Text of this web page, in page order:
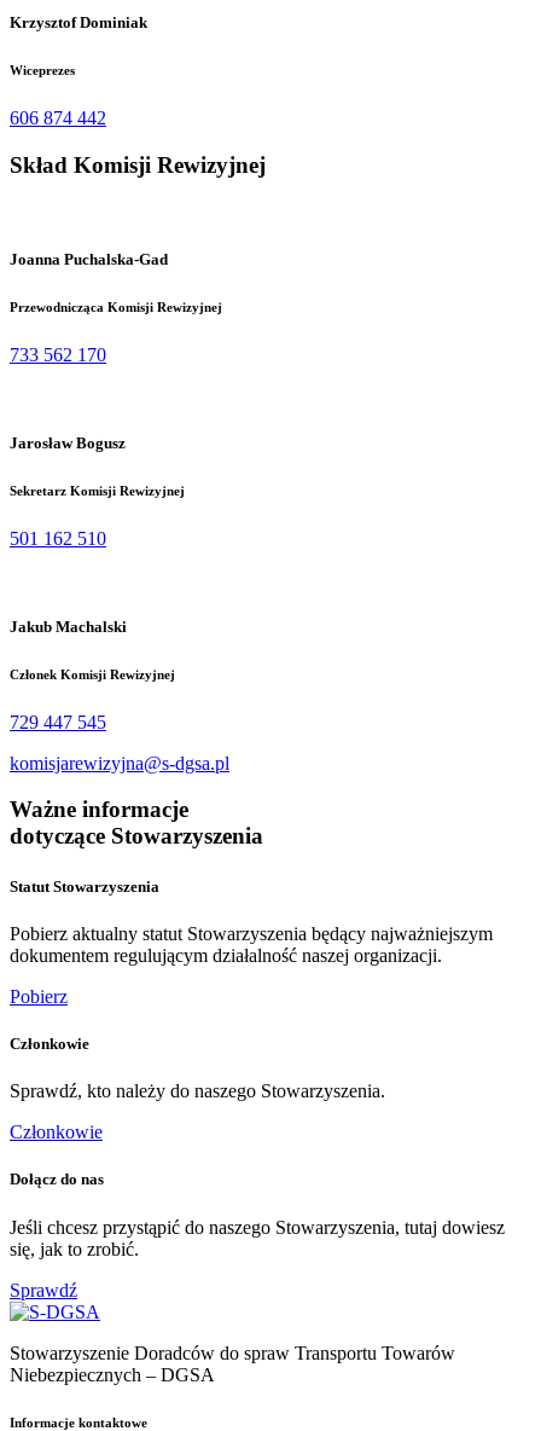
Krzysztof Dominiak
Wiceprezes
606 874 442
Skład Komisji Rewizyjnej
Joanna Puchalska-Gad
Przewodnicząca Komisji Rewizyjnej
733 562 170
Jarosław Bogusz
Sekretarz Komisji Rewizyjnej
501 162 510
Jakub Machalski
Członek Komisji Rewizyjnej
729 447 545
komisjarewizyjna@s-dgsa.pl
Ważne informacje
dotyczące Stowarzyszenia
Statut Stowarzyszenia
Pobierz aktualny statut Stowarzyszenia będący najważniejszym
dokumentem regulującym działalność naszej organizacji.
Pobierz
Członkowie
Sprawdź, kto należy do naszego Stowarzyszenia.
Członkowie
Dołącz do nas
Jeśli chcesz przystąpić do naszego Stowarzyszenia, tutaj dowiesz
się, jak to zrobić.
Sprawdź
Stowarzyszenie Doradców do spraw Transportu Towarów
Niebezpiecznych – DGSA
Informacje kontaktowe